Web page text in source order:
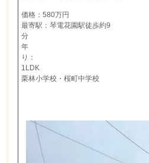
価格：580万円
最寄駅：琴電花園駅徒歩約9
分 築年数
年
り：
栗林小学校・桜町中学校